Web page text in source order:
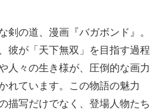
剣の道、漫画『バガボンド』。
彼が「天下無双」を目指す過程
人々の生き様が、圧倒的な画力
れています。この物語の魅力
描写だけでなく、登場人物たち